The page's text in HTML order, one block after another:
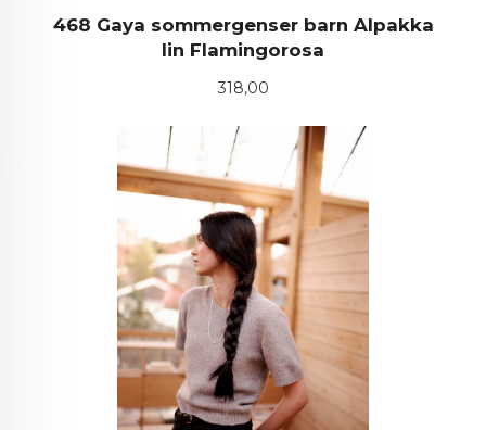
468 Gaya sommergenser barn Alpakka
lin Flamingorosa
Pris
318,00